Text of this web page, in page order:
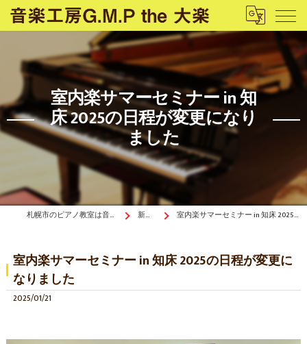
室内楽サマーセミナー in 知
床 2025の日程が変更になり
ました
札幌市のピアノ教室は音楽工房G.M.P the 大楽 新着情報 室内楽サマーセミナー in 知床 2025の日程が変更になりました
室内楽サマーセミナー in 知床 2025の日程が変更に
なりました
2025/01/21